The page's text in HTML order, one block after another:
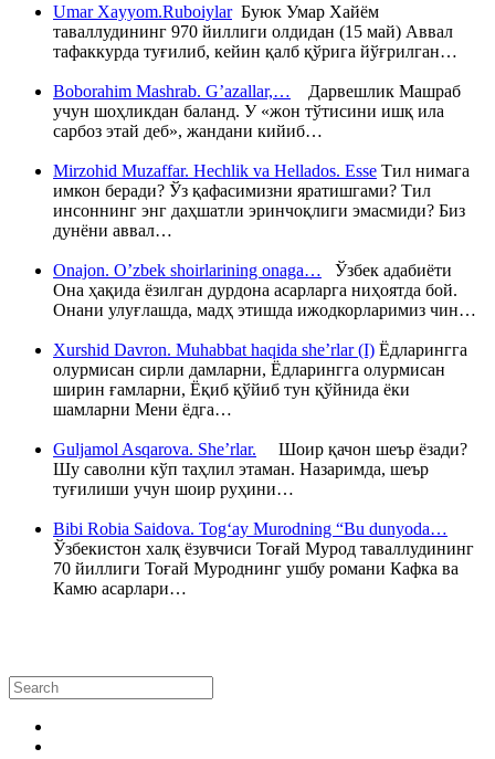
Umar Xayyom.RuboiylarБуюк Умар Хайём
таваллудининг 970 йиллиги олдидан (15 май) Аввал
тафаккурда туғилиб, кейин қалб қўрига йўғрилган…
Boborahim Mashrab. G’azallar,… Дарвешлик Машраб
учун шоҳликдан баланд. У «жон тўтисини ишқ ила
сарбоз этай деб», жандани кийиб…
Mirzohid Muzaffar. Hechlik va Hellados. Esse Тил нимага
имкон беради? Ўз қафасимизни яратишгами? Тил
инсоннинг энг даҳшатли эринчоқлиги эмасмиди? Биз
дунёни аввал…
Onajon. O’zbek shoirlarining onaga… Ўзбек адабиёти
Она ҳақида ёзилган дурдона асарларга ниҳоятда бой.
Онани улуғлашда, мадҳ этишда ижодкорларимиз чин…
Xurshid Davron. Muhabbat haqida she’rlar (I) Ёдларингга
олурмисан сирли дамларни, Ёдларингга олурмисан
ширин ғамларни, Ёқиб қўйиб тун қўйнида ёки
шамларни Мени ёдга…
Guljamol Asqarova. She’rlar. Шоир қачон шеър ёзади?
Шу саволни кўп таҳлил этаман. Назаримда, шеър
туғилиши учун шоир руҳини…
Bibi Robia Saidova. Tog‘ay Murodning “Bu dunyoda…
Ўзбекистон халқ ёзувчиси Тоғай Мурод таваллудининг
70 йиллиги Тоғай Муроднинг ушбу романи Кафка ва
Камю асарлари…